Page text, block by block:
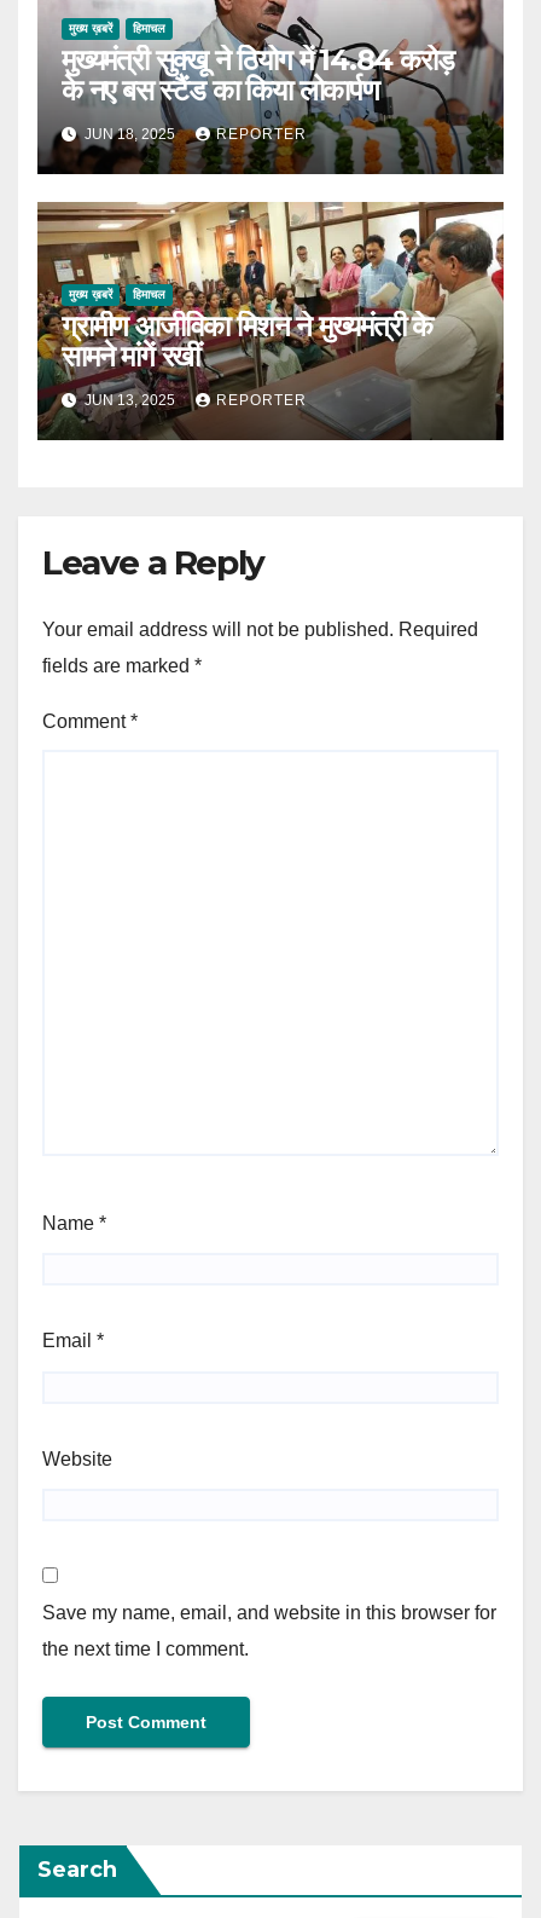
मुख्य ख़बरें हिमाचल
मुख्यमंत्री सुक्खू ने ठियोग में 14.84 करोड़
के नए बस स्टैंड का किया लोकार्पण
JUN 18, 2025 REPORTER
मुख्य ख़बरें हिमाचल
ग्रामीण आजीविका मिशन ने मुख्यमंत्री के
सामने मांगें रखीं
JUN 13, 2025 REPORTER
Leave a Reply
Your email address will not be published. Required
fields are marked *
Comment*
Name *
Email *
Website
Save my name, email, and website in this browser for
the next time I comment.
Search